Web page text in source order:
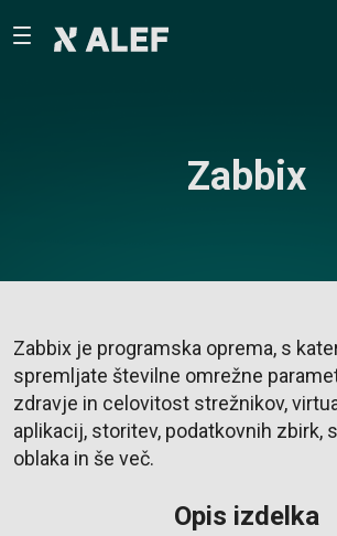
Zabbix
Zabbix je programska oprema, s
spremljate številne omrežne
zdravje in celovitost strežnikov,
aplikacij, storitev, podatkovnih zbirk,
oblaka in še več.
Opis izdelka